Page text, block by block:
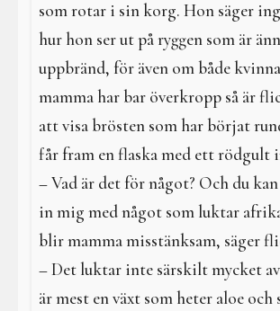
som rotar i sin korg. Hon säger
hur hon ser ut på ryggen som är
uppbränd, för även om både
mamma har bar överkropp så är
att visa brösten som har börjat
får fram en flaska med ett rödgult
– Vad är det för något? Och du
in mig med något som luktar
blir mamma misstänksam, säger
– Det luktar inte särskilt mycket
är mest en växt som heter aloe och